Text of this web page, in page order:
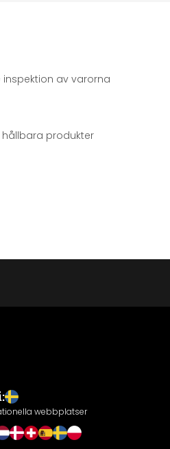
av varorna
produkter
webbplatser